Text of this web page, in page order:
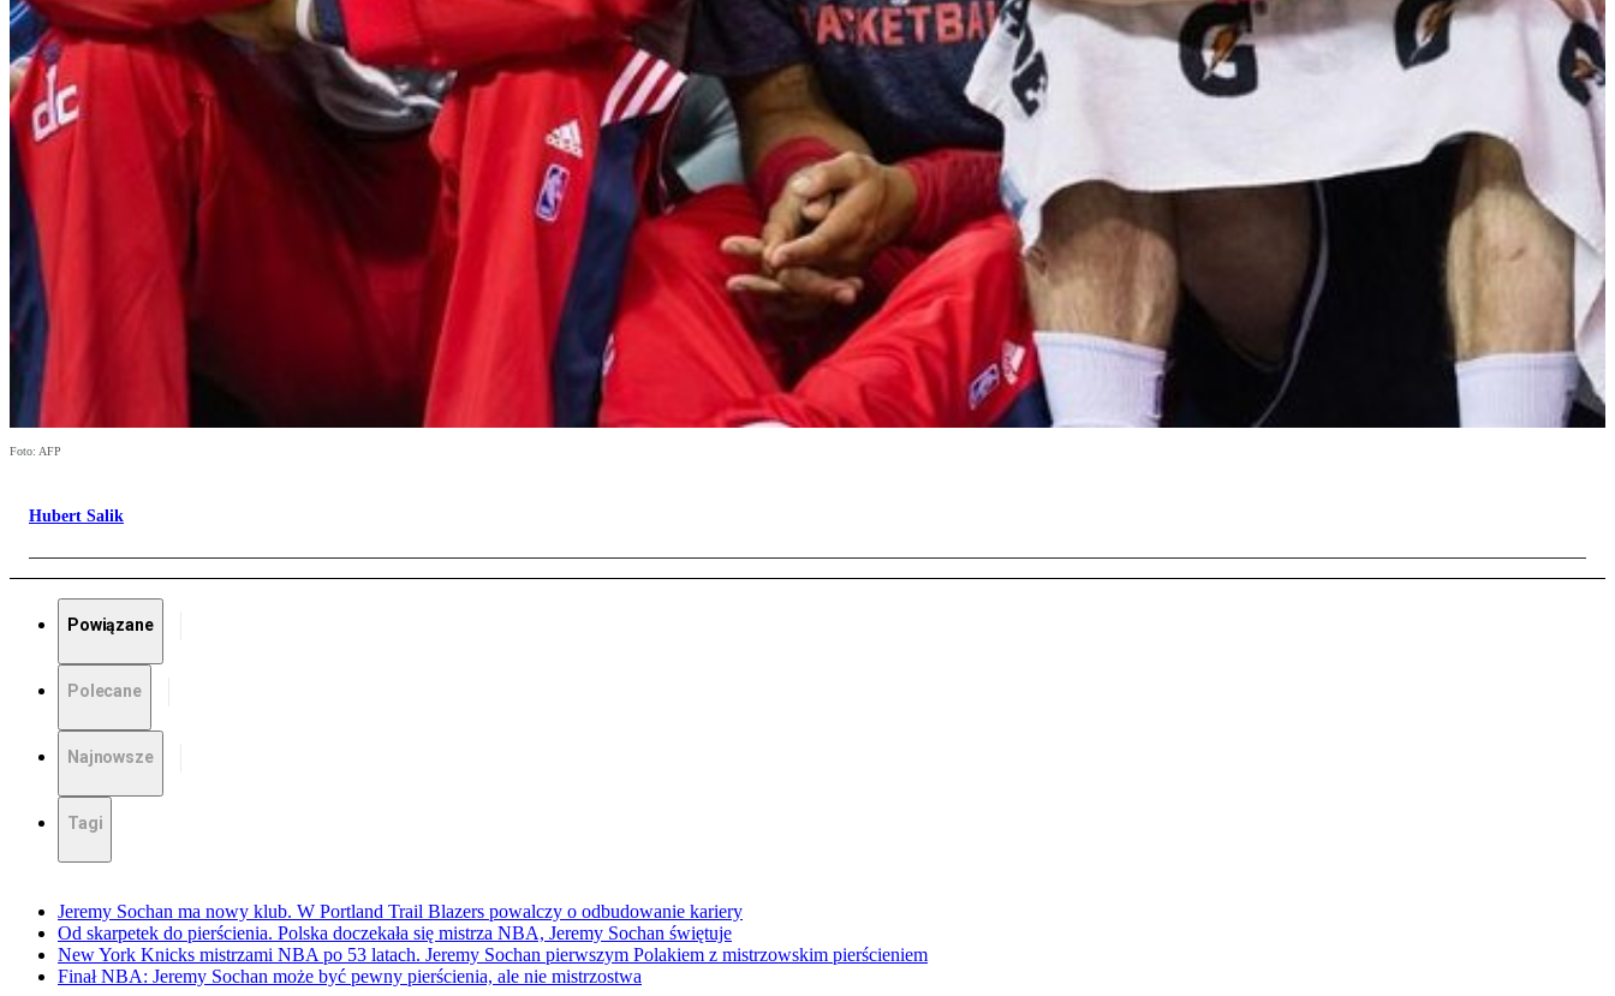
Foto: AFP
Hubert Salik
Powiązane
Polecane
Najnowsze
Tagi
Jeremy Sochan ma nowy klub. W Portland Trail Blazers powalczy o odbudowanie kariery
Od skarpetek do pierścienia. Polska doczekała się mistrza NBA, Jeremy Sochan świętuje
New York Knicks mistrzami NBA po 53 latach. Jeremy Sochan pierwszym Polakiem z mistrzowskim pierścieniem
Finał NBA: Jeremy Sochan może być pewny pierścienia, ale nie mistrzostwa